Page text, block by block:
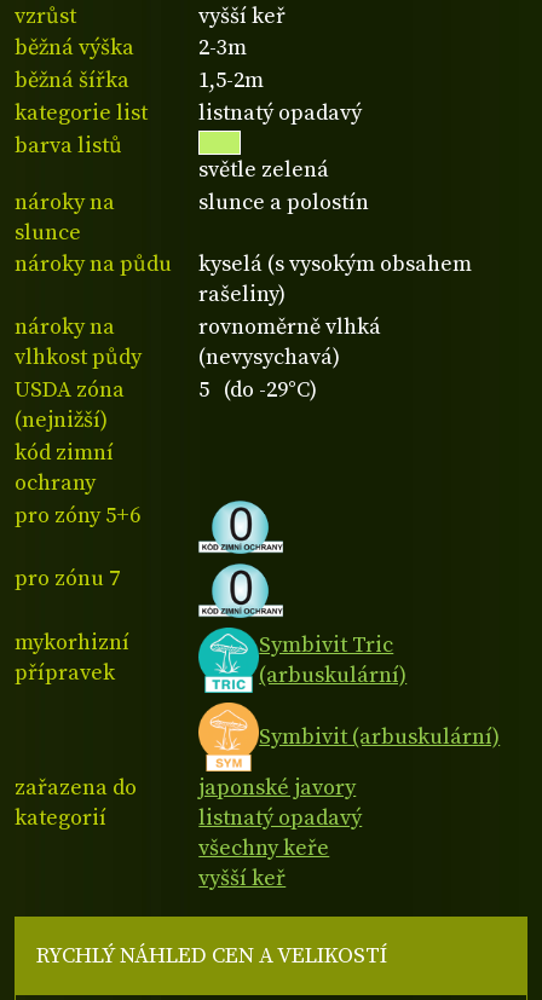
vzrůst
vyšší keř
běžná výška
2-3m
běžná šířka
1,5-2m
kategorie list
listnatý opadavý
barva listů
světle zelená
nároky na
slunce
slunce a polostín
nároky na půdu
kyselá (s vysokým obsahem
rašeliny)
nároky na
vlhkost půdy
rovnoměrně vlhká
(nevysychavá)
USDA zóna
(nejnižší)
5 (do -29°C)
kód zimní
ochrany
pro zóny 5+6
pro zónu 7
mykorhizní
přípravek
Symbivit Tric
(arbuskulární)
Symbivit (arbuskulární)
zařazena do
kategorií
japonské javory
listnatý opadavý
všechny keře
vyšší keř
RYCHLÝ NÁHLED CEN A VELIKOSTÍ